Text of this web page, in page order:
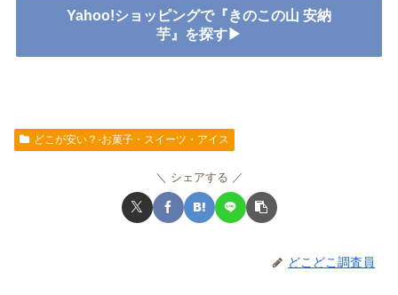
Yahoo!ショッピングで『きのこの山 安納
芋』を探す▶
どこが安い？-お菓子・スイーツ・アイス
シェアする
どこどこ調査員